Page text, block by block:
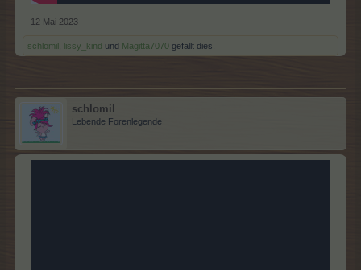
12 Mai 2023
schlomil lissy_kind und Magitta7070 gefällt dies.
schlomil
Lebende Forenlegende